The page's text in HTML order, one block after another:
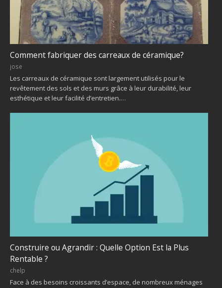
Comment fabriquer des carreaux de céramique?
jose
Les carreaux de céramique sont largement utilisés pour le
revêtement des sols et des murs grâce à leur durabilité, leur
esthétique et leur facilité d’entretien.…
Construire ou Agrandir : Quelle Option Est la Plus
Rentable ?
chelp
Face à des besoins croissants d’espace, de nombreux ménages